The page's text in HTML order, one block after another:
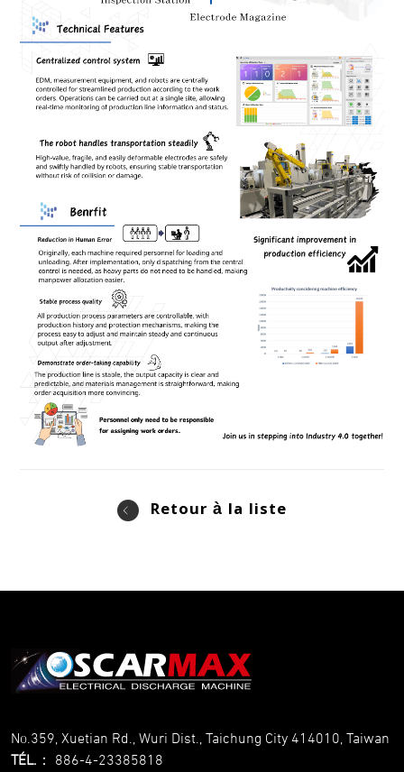
Retour à la liste
No.359, Xuetian Rd., Wuri Dist., Taichung City 414010, Taiwan
TÉL.
： 886-4-23385818